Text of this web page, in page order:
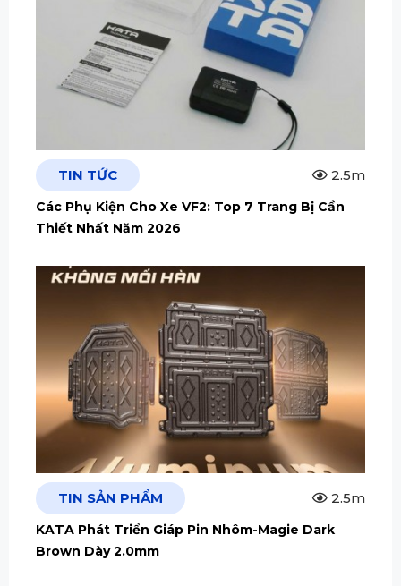
TIN TỨC 2.5m
Các Phụ Kiện Cho Xe VF2: Top 7 Trang Bị Cần
Thiết Nhất Năm 2026
TIN SẢN PHẨM 2.5m
KATA Phát Triển Giáp Pin Nhôm-Magie Dark
Brown Dày 2.0mm